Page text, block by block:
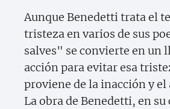
Aunque Benedetti trata el
tristeza en varios de sus
salves" se convierte en un
acción para evitar esa
proviene de la inacción y
La obra de Benedetti, en